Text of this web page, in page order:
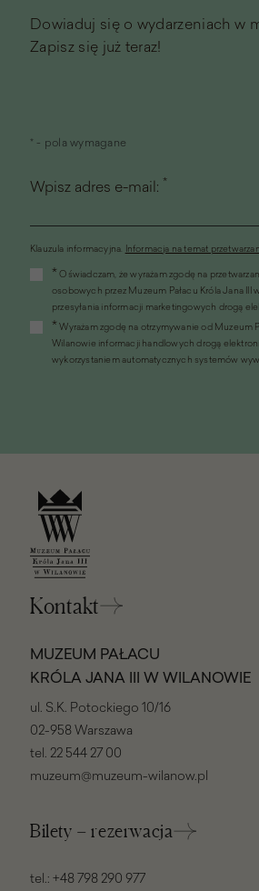
Dowiaduj się o wydarzeniach w
Zapisz się już teraz!
* - pola wymagane
Wpisz adres e-mail: *
Klauzula informacyjna. Informacja na temat
otworzy
nowym
oknie)
* Oświadczam, że wyrażam zgodę na
osobowych przez Muzeum Pałacu Króla Jana III
przesyłania informacji marketingowych drogą
* Wyrażam zgodę na otrzymywanie od Muzeum
Wilanowie informacji handlowych drogą
wykorzystaniem automatycznych systemów
Kontakt
MUZEUM PAŁACU
KRÓLA JANA III W WILANOWIE
ul. S.K. Potockiego 10/16
02-958 Warszawa
tel. 22 544 27 00
muzeum@muzeum-wilanow.pl
Bilety – rezerwacja
tel.: +48 798 290 977